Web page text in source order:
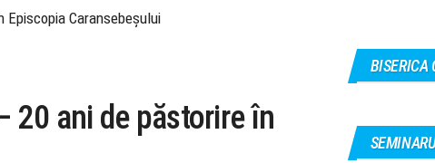
Caransebeșului
20 ani de păstorire în
BISERICA